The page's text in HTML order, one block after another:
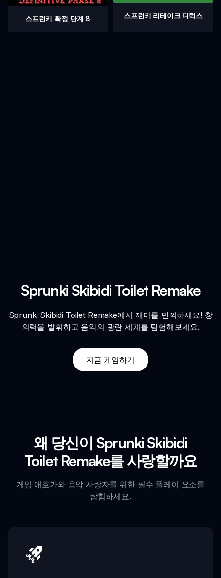
스프런키 확정 단계 8 스프런키 리테이크 디럭스
Sprunki Skibidi Toilet Remake
Sprunki Skibidi Toilet Remake에서 재미를 만끽하세요! 창
의력을 발휘하고 음악의 광란 세계를 탐험해보세요.
지금 게임하기
왜 당신이 Sprunki Skibidi
Toilet Remake를 사랑할까요
게임 애호가와 음악 사랑자를 위한 필수 플레이 요소를
탐험하세요.